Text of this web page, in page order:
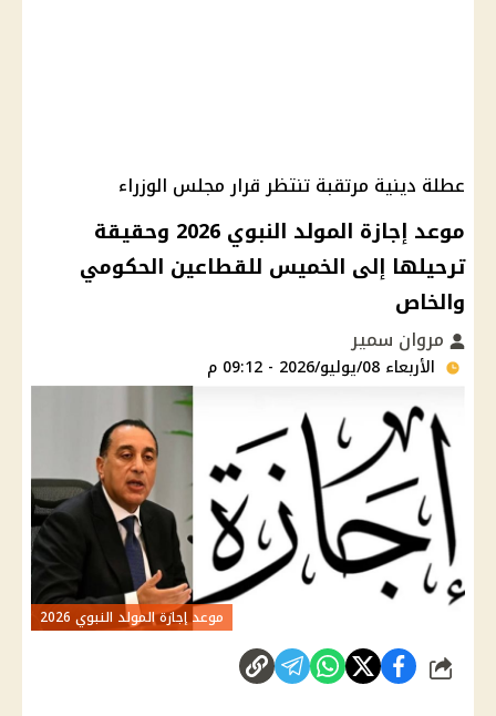
عطلة دينية مرتقبة تنتظر قرار مجلس الوزراء
موعد إجازة المولد النبوي 2026 وحقيقة
ترحيلها إلى الخميس للقطاعين الحكومي
والخاص
مروان سمير
الأربعاء 08/يوليو/2026 - 09:12 م
موعد إجازة المولد النبوي 2026
شارك